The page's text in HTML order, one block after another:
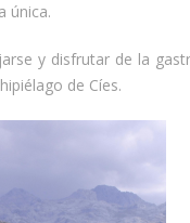
única.
y disfrutar de la
de Cíes.